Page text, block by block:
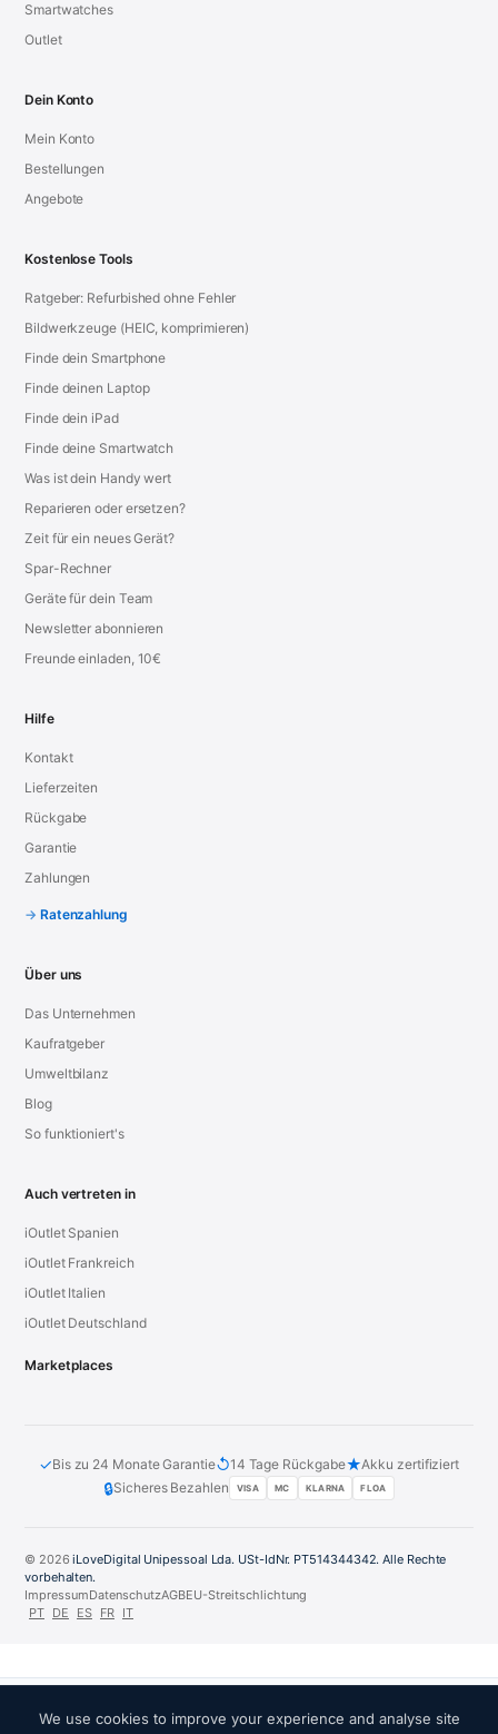
Smartwatches
Outlet
Dein Konto
Mein Konto
Bestellungen
Angebote
Kostenlose Tools
Ratgeber: Refurbished ohne Fehler
Bildwerkzeuge (HEIC, komprimieren)
Finde dein Smartphone
Finde deinen Laptop
Finde dein iPad
Finde deine Smartwatch
Was ist dein Handy wert
Reparieren oder ersetzen?
Zeit für ein neues Gerät?
Spar-Rechner
Geräte für dein Team
Newsletter abonnieren
Freunde einladen, 10€
Hilfe
Kontakt
Lieferzeiten
Rückgabe
Garantie
Zahlungen
Ratenzahlung
Über uns
Das Unternehmen
Kaufratgeber
Umweltbilanz
Blog
So funktioniert's
Auch vertreten in
iOutlet Spanien
iOutlet Frankreich
iOutlet Italien
iOutlet Deutschland
Marketplaces
✓Bis zu 24 Monate Garantie↺14 Tage Rückgabe★Akku zertifiziert
🔒Sicheres Bezahlen VISA MC KLARNA FLOA
© 2026iLoveDigital Unipessoal Lda. USt-IdNr. PT514344342. Alle Rechte
vorbehalten.
ImpressumDatenschutzAGBEU-Streitschlichtung
PT DE ES FR IT
We use cookies to improve your experience and analyse site
VERTRAUENSPARTNER: